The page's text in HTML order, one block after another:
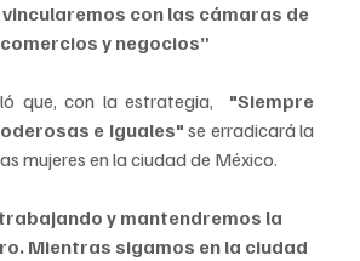
con las cámaras de
y negocios”
que, con la estrategia, "Siempre
e Iguales" se erradicará la
mujeres en la ciudad de México.
y mantendremos la
Mientras sigamos en la ciudad